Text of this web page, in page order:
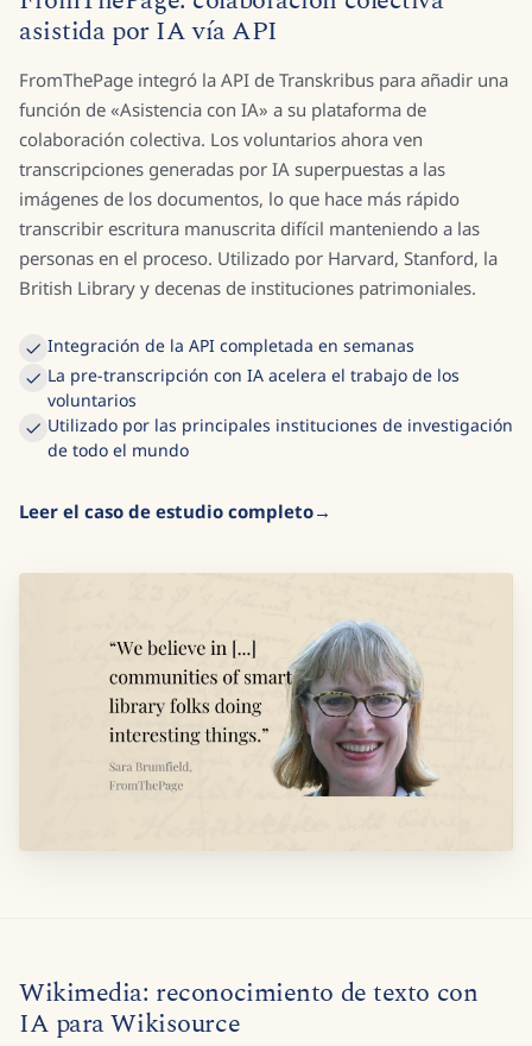
asistida por IA vía API
FromThePage integró la API de Transkribus para añadir una
función de «Asistencia con IA» a su plataforma de
colaboración colectiva. Los voluntarios ahora ven
transcripciones generadas por IA superpuestas a las
imágenes de los documentos, lo que hace más rápido
transcribir escritura manuscrita difícil manteniendo a las
personas en el proceso. Utilizado por Harvard, Stanford, la
British Library y decenas de instituciones patrimoniales.
Integración de la API completada en semanas
La pre-transcripción con IA acelera el trabajo de los
voluntarios
Utilizado por las principales instituciones de investigación
de todo el mundo
Leer el caso de estudio completo
Wikimedia: reconocimiento de texto con
IA para Wikisource